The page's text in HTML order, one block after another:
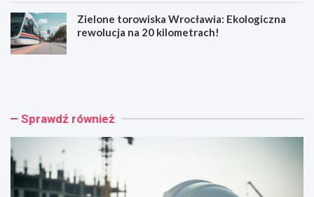
Zielone torowiska Wrocławia: Ekologiczna
rewolucja na 20 kilometrach!
R
a
a
b
a
W
e
a
R
e
Sprawdź również